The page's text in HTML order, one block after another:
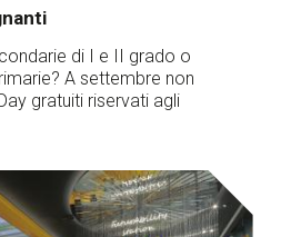
di I e II grado o
A settembre non
gratuiti riservati agli